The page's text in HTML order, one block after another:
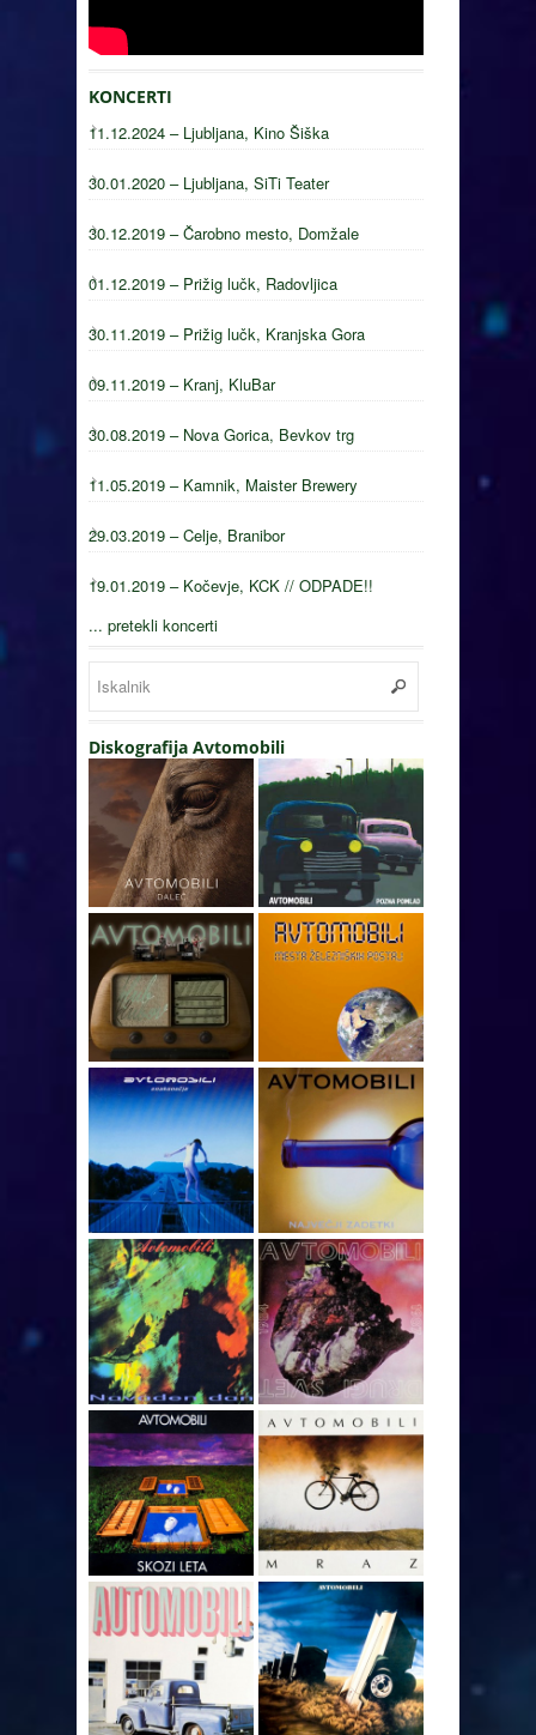
KONCERTI
11.12.2024 – Ljubljana, Kino Šiška
30.01.2020 – Ljubljana, SiTi Teater
30.12.2019 – Čarobno mesto, Domžale
01.12.2019 – Prižig lučk, Radovljica
30.11.2019 – Prižig lučk, Kranjska Gora
09.11.2019 – Kranj, KluBar
30.08.2019 – Nova Gorica, Bevkov trg
11.05.2019 – Kamnik, Maister Brewery
29.03.2019 – Celje, Branibor
19.01.2019 – Kočevje, KCK // ODPADE!!
... pretekli koncerti
Diskografija Avtomobili